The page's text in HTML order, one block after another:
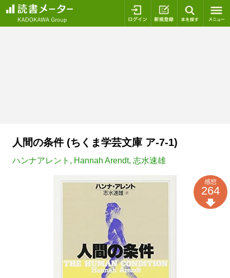
ログイン 新規登録
人間の条件 (ちくま学芸文庫 ア-7-1)
ハンナアレント , Hannah Arendt, 志水速雄
感想
264